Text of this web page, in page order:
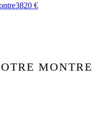
3820 €
MONTRE